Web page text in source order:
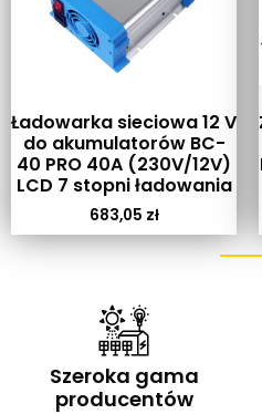
Ładowarka sieciowa 12 V
do akumulatorów BC-
40 PRO 40A (230V/12V)
LCD 7 stopni ładowania
683,05 zł
Szeroka gama
producentów